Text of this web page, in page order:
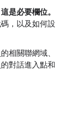
是必要欄位。
，以及如何設
相關聯網域、
對話進入點和